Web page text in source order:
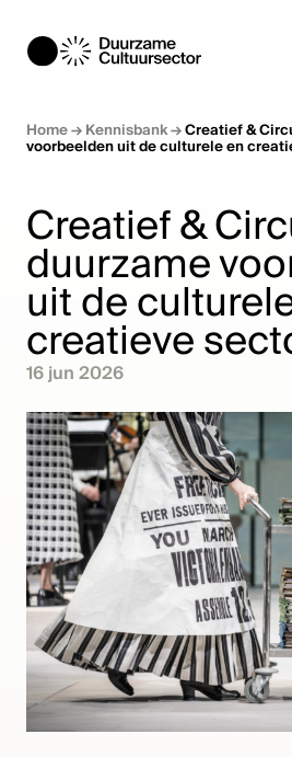
Home→Kennisbank→Creatief &
voorbeelden uit de culturele en
Creatief &
duurzame
uit de
creatieve
16 jun 2026